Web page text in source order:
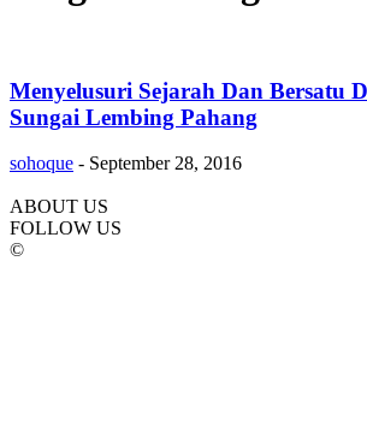
Menyelusuri Sejarah Dan Bersatu
Sungai Lembing Pahang
sohoque - September 28, 2016
ABOUT US
FOLLOW US
©